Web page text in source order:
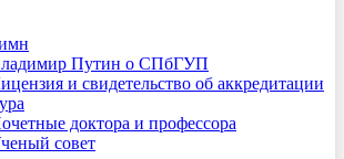
Путин о СПбГУП
и свидетельство об аккредитации
доктора и профессора
совет